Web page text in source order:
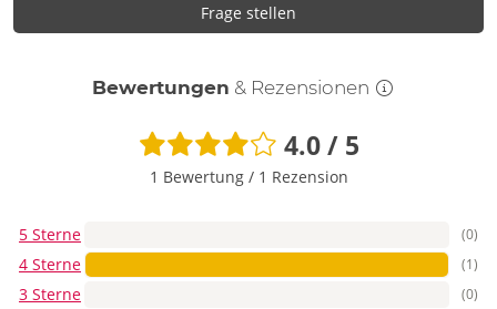
Frage stellen
Bewertungen & Rezensionen
4.0 / 5
1 Bewertung / 1 Rezension
5 Sterne (0)
4 Sterne (1)
3 Sterne (0)